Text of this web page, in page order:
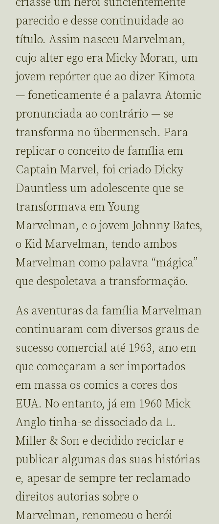
parecido e desse continuidade ao
título. Assim nasceu Marvelman,
cujo alter ego era Micky Moran, um
jovem repórter que ao dizer Kimota
— foneticamente é a palavra Atomic
pronunciada ao contrário — se
transforma no übermensch. Para
replicar o conceito de família em
Captain Marvel, foi criado Dicky
Dauntless um adolescente que se
transformava em Young
Marvelman, e o jovem Johnny Bates,
o Kid Marvelman, tendo ambos
Marvelman como palavra “mágica”
que despoletava a transformação.
As aventuras da família Marvelman
continuaram com diversos graus de
sucesso comercial até 1963, ano em
que começaram a ser importados
em massa os comics a cores dos
EUA. No entanto, já em 1960 Mick
Anglo tinha-se dissociado da L.
Miller & Son e decidido reciclar e
publicar algumas das suas histórias
e, apesar de sempre ter reclamado
direitos autorias sobre o
Marvelman, renomeou o herói